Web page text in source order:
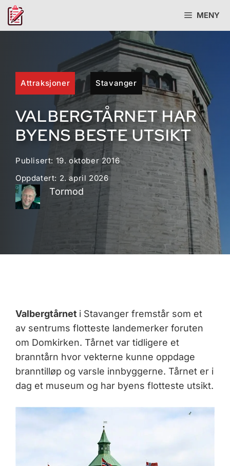
Hopp
MENY
Attraksjoner Stavanger
VALBERGTÅRNET HAR
BYENS BESTE UTSIKT
Publisert: 19. oktober 2016
Oppdatert: 2. april 2026
Tormod
Valbergtårnet i Stavanger fremstår som et
av sentrums flotteste landemerker foruten
om Domkirken. Tårnet var tidligere et
branntårn hvor vekterne kunne oppdage
branntilløp og varsle innbyggerne. Tårnet er i
dag et museum og har byens flotteste utsikt.